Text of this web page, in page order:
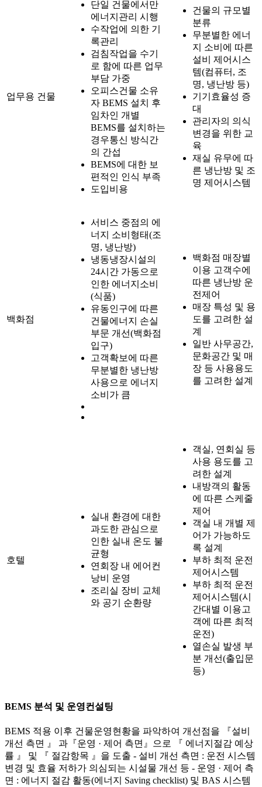
업무용 건물
단일 건물에서만
에너지관리 시행
수작업에 의한 기
록관리
검침작업을 수기
로 함에 따른 업무
부담 가중
오피스건물 소유
자 BEMS 설치 후
임차인 개별
BEMS를 설치하는
경우통신 방식간
의 간섭
BEMS에 대한 보
편적인 인식 부족
도입비용
건물의 규모별
분류
무분별한 에너
지 소비에 따른
설비 제어시스
템(컴퓨터, 조
명, 냉난방 등)
기기효율성 증
대
관리자의 의식
변경을 위한 교
육
재실 유무에 따
른 냉난방 및 조
명 제어시스템
백화점
서비스 중점의 에
너지 소비형태(조
명, 냉난방)
냉동냉장시설의
24시간 가동으로
인한 에너지소비
(식품)
유동인구에 따른
건물에너지 손실
부문 개선(백화점
입구)
고객확보에 따른
무분별한 냉난방
사용으로 에너지
소비가 큼
백화점 매장별
이용 고객수에
따른 냉난방 운
전제어
매장 특성 및 용
도를 고려한 설
계
일반 사무공간,
문화공간 및 매
장 등 사용용도
를 고려한 설계
호텔
실내 환경에 대한
과도한 관심으로
인한 실내 온도 불
균형
연회장 내 에어컨
낭비 운영
조리실 장비 교체
와 공기 순환량
객실, 연회실 등
사용 용도를 고
려한 설계
내방객의 활동
에 따른 스케줄
제어
객실 내 개별 제
어가 가능하도
록 설계
부하 최적 운전
제어시스템
부하 최적 운전
제어시스템(시
간대별 이용고
객에 따른 최적
운전)
열손실 발생 부
분 개선(출입문
등)
BEMS 분석 및 운영컨설팅
BEMS 적용 이후 건물운영현황을 파악하여 개선점을 『설비
개선 측면 』 과『운영 · 제어 측면』으로 『 에너지절감 예상
률 』 및 『 절감항목 』을 도출 - 설비 개선 측면 : 운전 시스템
변경 및 효율 저하가 의심되는 시설물 개선 등 - 운영 · 제어 측
면 : 에너지 절감 활동(에너지 Saving checklist) 및 BAS 시스템